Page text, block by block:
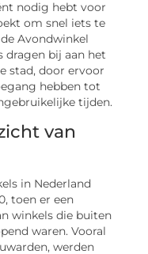
nodig hebt voor
om snel iets te
Avondwinkel
dragen bij aan het
stad, door ervoor
hebben tot
tijden.
van
in Nederland
toen er een
winkels die buiten
waren. Vooral
werden